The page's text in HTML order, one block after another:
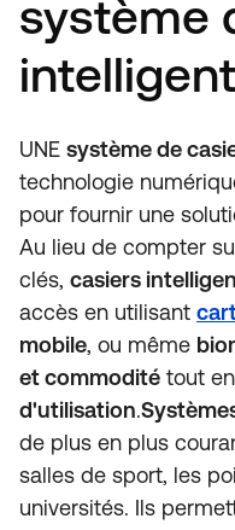
système
UNE système de
technologie
pour fournir une
Au lieu de compter
clés, casiers
accès en utilisant
mobile, ou même
et commodité tout
d'utilisation.
de plus en plus
salles de sport, les
universités. Ils